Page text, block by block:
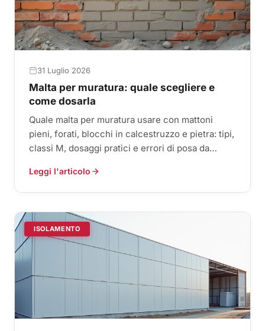
31 Luglio 2026
Malta per muratura: quale scegliere e
come dosarla
Quale malta per muratura usare con mattoni
pieni, forati, blocchi in calcestruzzo e pietra: tipi,
classi M, dosaggi pratici e errori di posa da
Leggi l'articolo
ISOLAMENTO